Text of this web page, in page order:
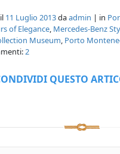
11 Luglio 2013daadmin | in
of Elegance, Mercedes-Benz
Museum, Porto
2
QUESTO